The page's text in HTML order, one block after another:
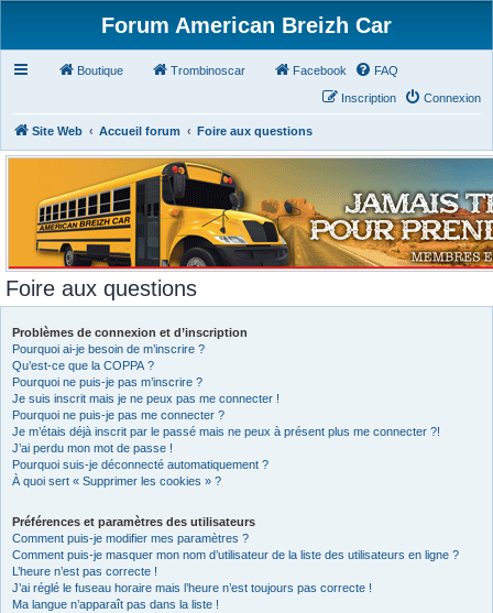
Forum American Breizh Car
Boutique Trombinoscar Facebook FAQ
Connexion
Inscription
Site Web Accueil forum Foire aux questions
Foire aux questions
Problèmes de connexion et d’inscription
Pourquoi ai-je besoin de m’inscrire ?
Qu’est-ce que la COPPA ?
Pourquoi ne puis-je pas m’inscrire ?
Je suis inscrit mais je ne peux pas me connecter !
Pourquoi ne puis-je pas me connecter ?
Je m’étais déjà inscrit par le passé mais ne peux à présent plus me connecter ?!
J’ai perdu mon mot de passe !
Pourquoi suis-je déconnecté automatiquement ?
À quoi sert « Supprimer les cookies » ?
Préférences et paramètres des utilisateurs
Comment puis-je modifier mes paramètres ?
Comment puis-je masquer mon nom d’utilisateur de la liste des utilisateurs en ligne ?
L’heure n’est pas correcte !
J’ai réglé le fuseau horaire mais l’heure n’est toujours pas correcte !
Ma langue n’apparaît pas dans la liste !